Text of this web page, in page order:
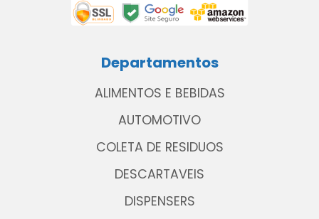
Departamentos
ALIMENTOS E BEBIDAS
AUTOMOTIVO
COLETA DE RESIDUOS
DESCARTAVEIS
DISPENSERS